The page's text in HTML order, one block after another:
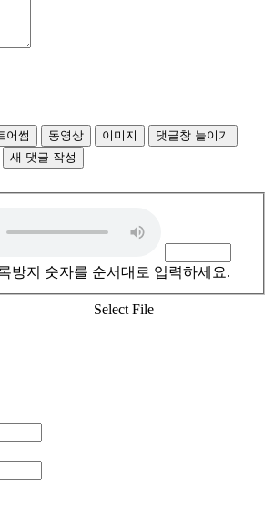
어썸 동영상 이미지
댓글창 늘이기
새 댓글 작성
방지 숫자를 순서대로 입력하세요.
Select File